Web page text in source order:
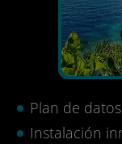
Plan de
Instalación